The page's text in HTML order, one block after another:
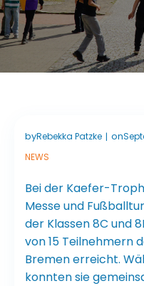
byRebekka Patzke | on
NEWS
Bei der Kaefer-
Messe und
der Klassen 8C und
von 15 Teilnehmern
Bremen erreicht.
konnten sie